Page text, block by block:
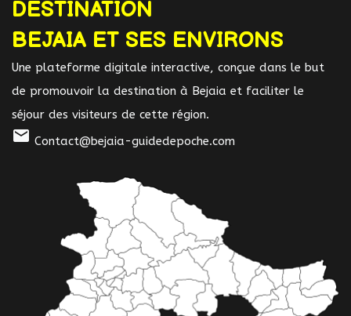
DESTINATION
BEJAIA ET SES ENVIRONS
Une plateforme digitale interactive, conçue dans le but
de promouvoir la destination à Bejaia et faciliter le
séjour des visiteurs de cette région.
mail Contact@bejaia-guidedepoche.com